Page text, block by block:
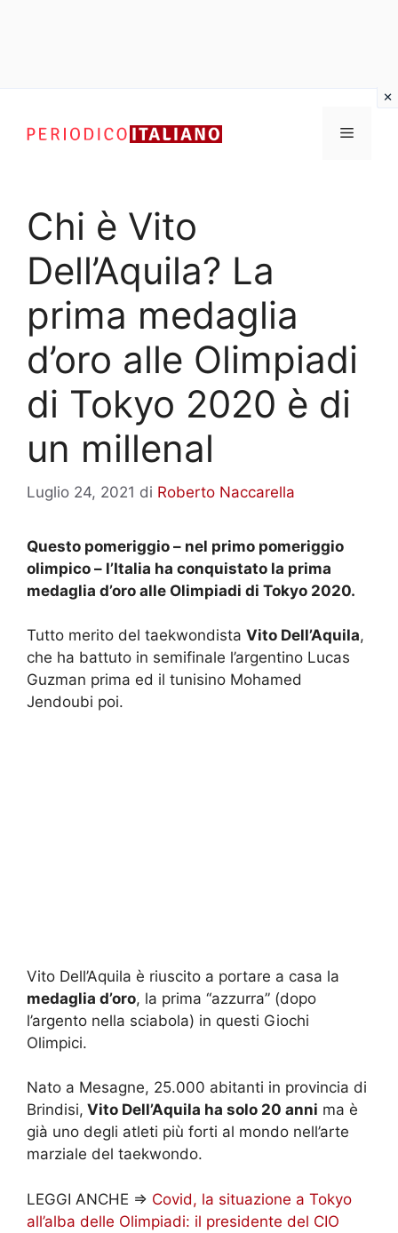
contenuto
Menu
Chi è Vito
Dell’Aquila? La
prima medaglia
d’oro alle Olimpiadi
di Tokyo 2020 è di
un millenal
Luglio 24, 2021 di Roberto Naccarella
Questo pomeriggio – nel primo pomeriggio
olimpico – l’Italia ha conquistato la prima
medaglia d’oro alle Olimpiadi di Tokyo 2020.
Tutto merito del taekwondista Vito Dell’Aquila,
che ha battuto in semifinale l’argentino Lucas
Guzman prima ed il tunisino Mohamed
Jendoubi poi.
Vito Dell’Aquila è riuscito a portare a casa la
medaglia d’oro, la prima “azzurra” (dopo
l’argento nella sciabola) in questi Giochi
Olimpici.
Nato a Mesagne, 25.000 abitanti in provincia di
Brindisi, Vito Dell’Aquila ha solo 20 anni ma è
già uno degli atleti più forti al mondo nell’arte
marziale del taekwondo.
LEGGI ANCHE => Covid, la situazione a Tokyo
all’alba delle Olimpiadi: il presidente del CIO